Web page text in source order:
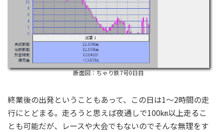
断面図：ちゃり鉄7号0日目
終業後の出発ということもあって、この日は1～2時間の走
行にとどまる。走ろうと思えば夜通しで100㎞以上走るこ
とも可能だが、レースや大会でもないのでそんな無理をす